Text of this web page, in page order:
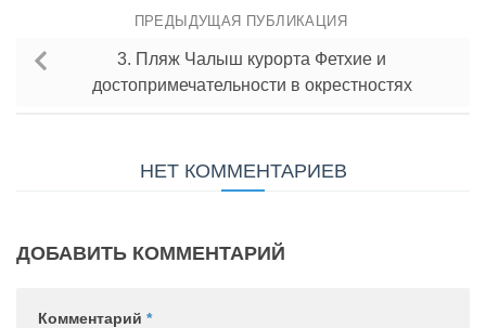
ПРЕДЫДУЩАЯ ПУБЛИКАЦИЯ
3. Пляж Чалыш курорта Фетхие и
достопримечательности в окрестностях
НЕТ КОММЕНТАРИЕВ
ДОБАВИТЬ КОММЕНТАРИЙ
Комментарий *